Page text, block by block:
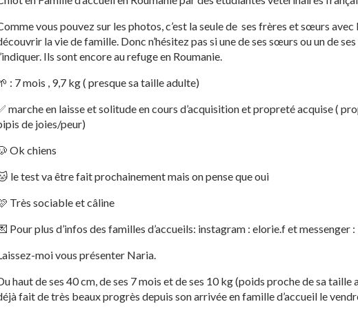
vous pouvez sur les photos, c’est la seule de ses frères et sœurs avec
la vie de famille. Donc n’hésitez pas si une de ses sœurs ou un de
Ils sont encore au refuge en Roumanie.
: 7 mois , 9,7 kg ( presque sa taille adulte)
marche en laisse et solitude en cours d’acquisition et propreté acquise (
de joies/peur)
Ok chiens
le test va être fait prochainement mais on pense que oui
Très sociable et câline
Pour plus d’infos des familles d’accueils: instagram : elorie.f et messenger
moi vous présenter Naria.
haut de ses 40 cm, de ses 7 mois et de ses 10 kg (poids proche de sa
fait de très beaux progrès depuis son arrivée en famille d’accueil le